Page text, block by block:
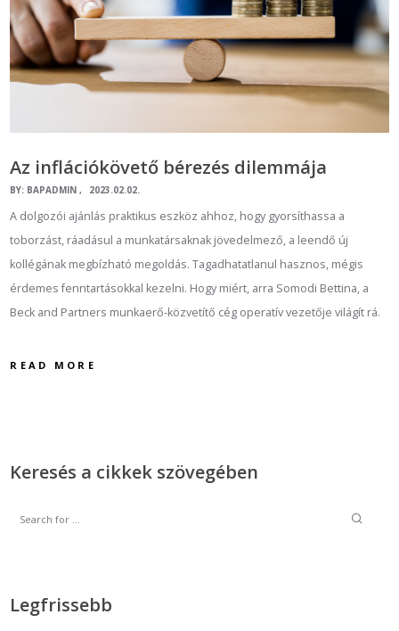
Az inflációkövető bérezés dilemmája
BY: BAPADMIN 2023.02.02.
A dolgozói ajánlás praktikus eszköz ahhoz, hogy gyorsíthassa a
toborzást, ráadásul a munkatársaknak jövedelmező, a leendő új
kollégának megbízható megoldás. Tagadhatatlanul hasznos, mégis
érdemes fenntartásokkal kezelni. Hogy miért, arra Somodi Bettina, a
Beck and Partners munkaerő-közvetítő cég operatív vezetője világít rá.
READ MORE
Keresés a cikkek szövegében
Legfrissebb